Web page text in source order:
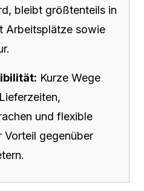
bleibt größtenteils in
Arbeitsplätze sowie
Kurze Wege
und flexible
Vorteil gegenüber